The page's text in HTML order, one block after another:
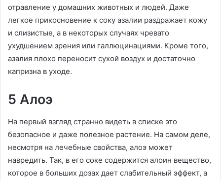
отравление у домашних животных и людей. Даже
легкое прикосновение к соку азалии раздражает кожу
и слизистые, а в некоторых случаях чревато
ухудшением зрения или галлюцинациями. Кроме того,
азалия плохо переносит сухой воздух и достаточно
капризна в уходе.
5 Алоэ
На первый взгляд странно видеть в списке это
безопасное и даже полезное растение. На самом деле,
несмотря на лечебные свойства, алоэ может
навредить. Так, в его соке содержится алоин вещество,
которое в больших дозах дает слабительный эффект, а